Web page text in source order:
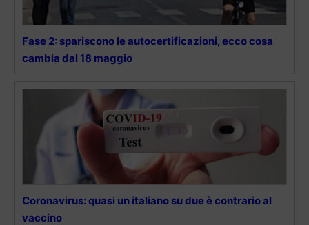
Fase 2: spariscono le autocertificazioni, ecco cosa
cambia dal 18 maggio
Coronavirus: quasi un italiano su due è contrario al
vaccino